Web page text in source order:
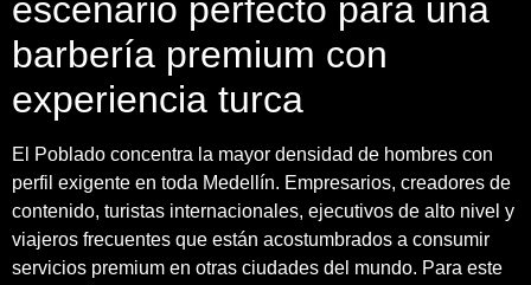
escenario perfecto para una
barbería premium con
experiencia turca
El Poblado concentra la mayor densidad de hombres con
perfil exigente en toda Medellín. Empresarios, creadores de
contenido, turistas internacionales, ejecutivos de alto nivel y
viajeros frecuentes que están acostumbrados a consumir
servicios premium en otras ciudades del mundo. Para este